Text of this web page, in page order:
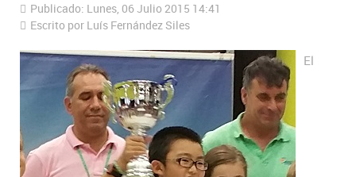
Publicado: Lunes, 06 Julio 2015 14:41
Escrito por Luís Fernández Siles
El